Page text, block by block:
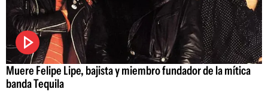
Muere Felipe Lipe, bajista y miembro fundador de la mítica
banda Tequila